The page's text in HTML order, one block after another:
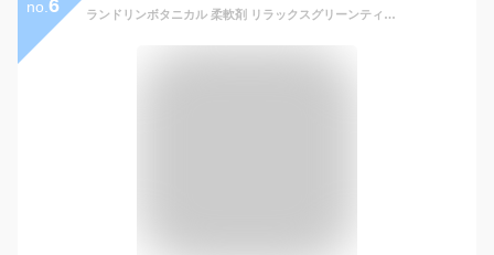
no. 6 ランドリンボタニカル 柔軟剤 リラックスグリーンティー 大容量 詰め替え(860ml)【ランドリン】[花粉吸着防止]